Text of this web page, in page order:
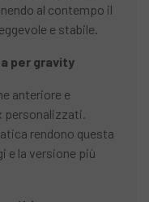
al contempo il
e stabile.
per gravity
anteriore e
personalizzati.
rendono questa
e la versione più